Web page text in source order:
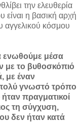
την ελευθερία
είναι η βασική αρχή
αγγελικού κόσμου
ενωθούμε μέσα
με το βυθοσκόπιό
με έναν
γνωστό τρόπο
πραγματικοί
τη σύγχυση,
δεν ήταν κατά